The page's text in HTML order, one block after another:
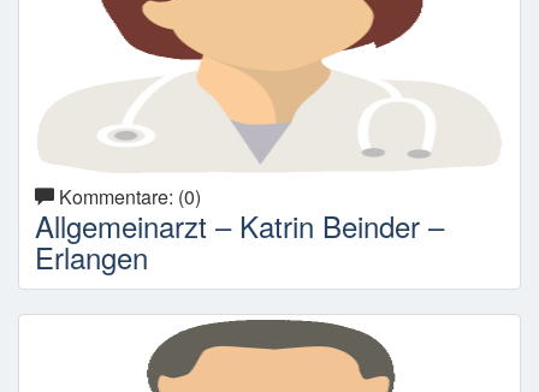
Kommentare: (0)
Allgemeinarzt – Katrin Beinder –
Erlangen